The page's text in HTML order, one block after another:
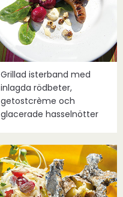
Grillad isterband med
inlagda rödbeter,
getostcrème och
glacerade hasselnötter